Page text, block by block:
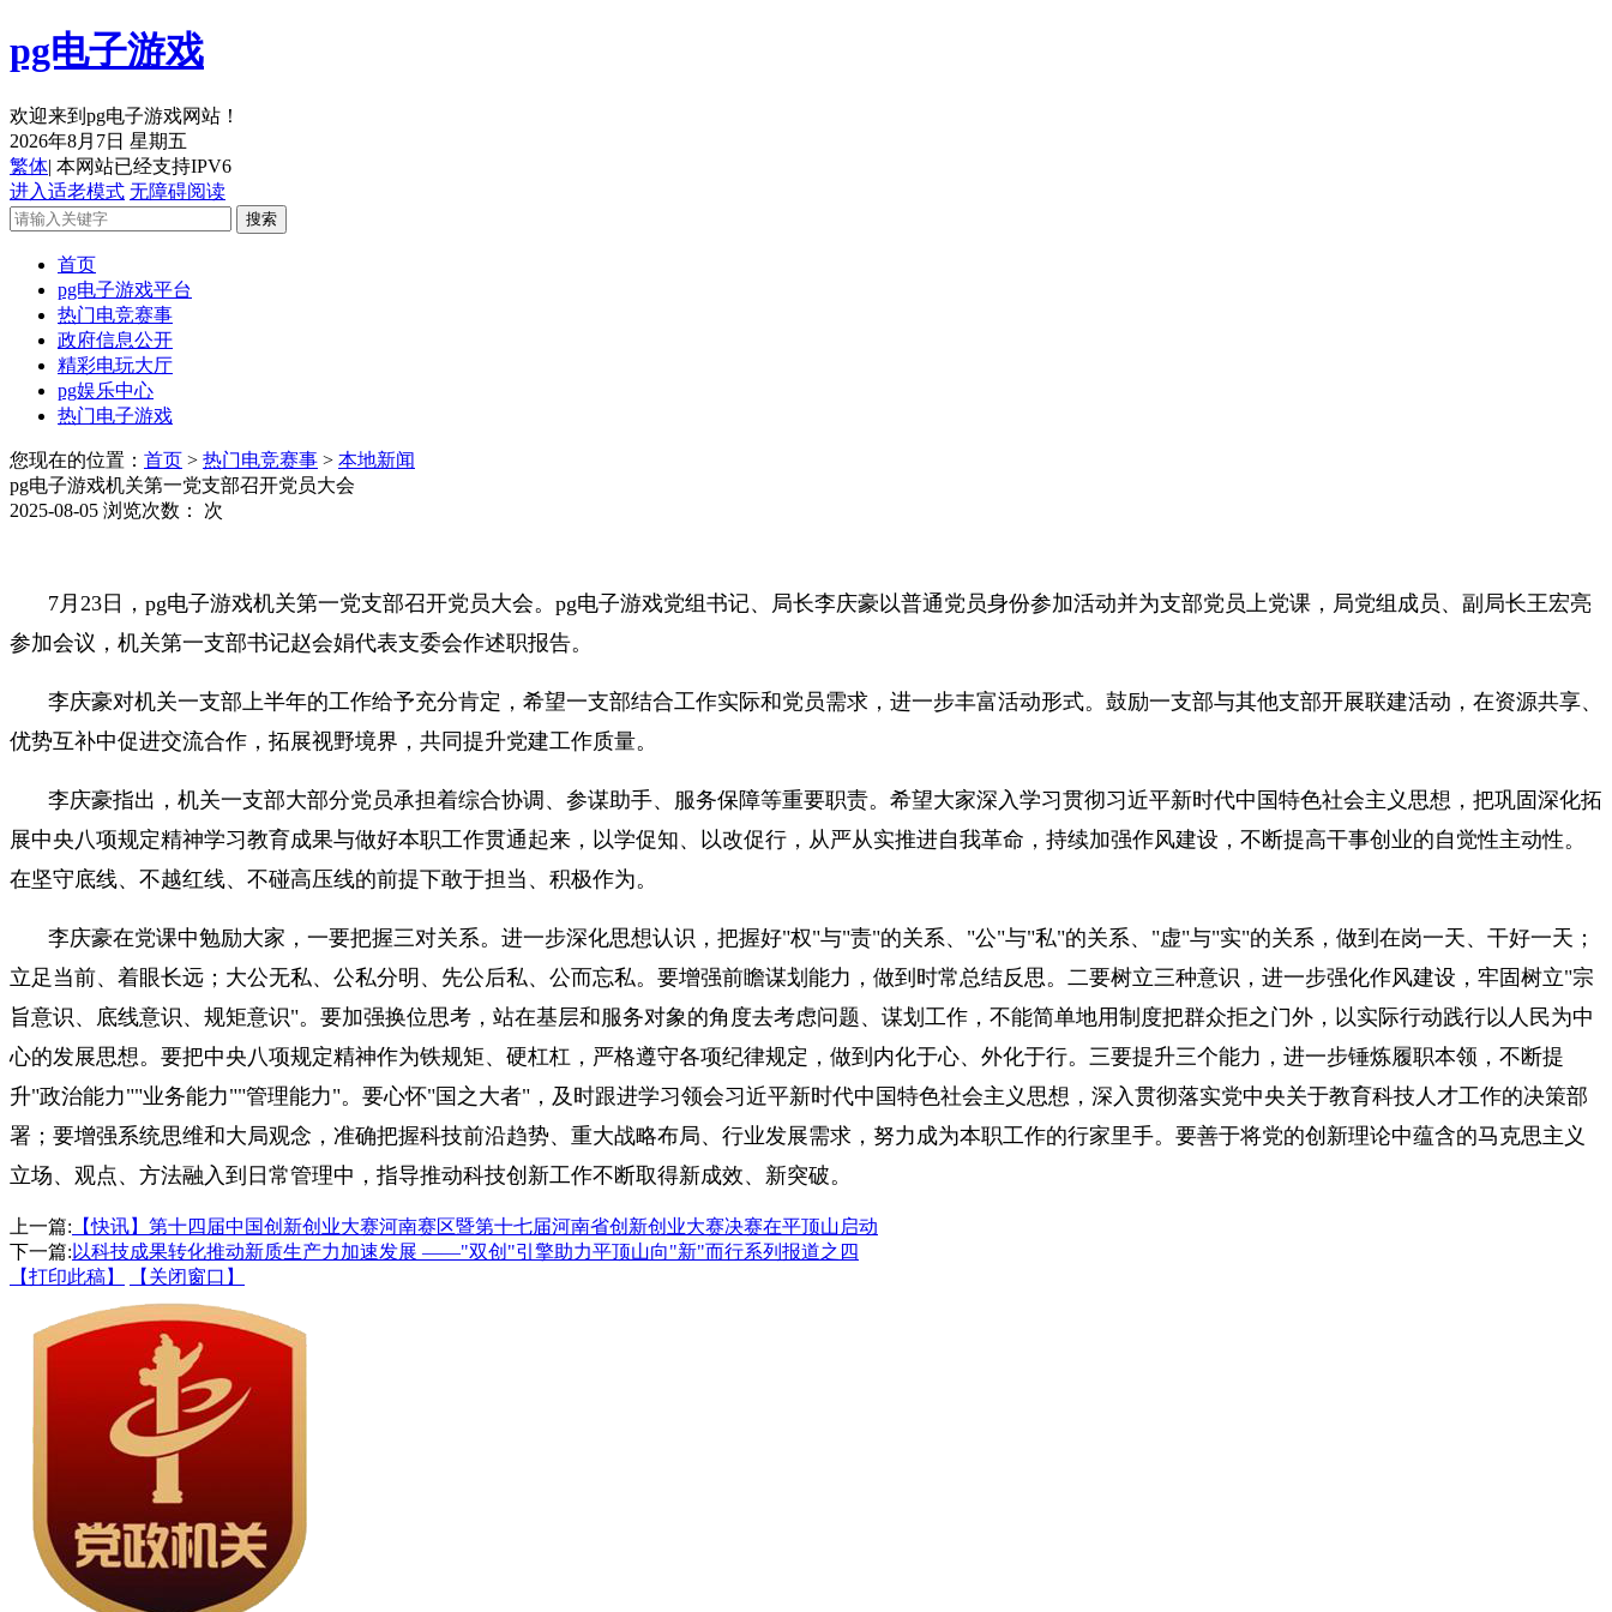
pg电子游戏
欢迎来到pg电子游戏网站！
2026年8月7日 星期五
繁体| 本网站已经支持IPV6
进入适老模式 无障碍阅读
首页
pg电子游戏平台
热门电竞赛事
政府信息公开
精彩电玩大厅
pg娱乐中心
热门电子游戏
您现在的位置： 首页 > 热门电竞赛事 > 本地新闻
pg电子游戏机关第一党支部召开党员大会
2025-08-05 浏览次数： 次
7月23日，pg电子游戏机关第一党支部召开党员大会。pg电子游戏党组书记、局长李庆豪以普通党员身份参加活动并为支部党员上党课，局党组成员、副局长王宏亮
参加会议，机关第一支部书记赵会娟代表支委会作述职报告。
李庆豪对机关一支部上半年的工作给予充分肯定，希望一支部结合工作实际和党员需求，进一步丰富活动形式。鼓励一支部与其他支部开展联建活动，在资源共享、
优势互补中促进交流合作，拓展视野境界，共同提升党建工作质量。
李庆豪指出，机关一支部大部分党员承担着综合协调、参谋助手、服务保障等重要职责。希望大家深入学习贯彻习近平新时代中国特色社会主义思想，把巩固深化拓
展中央八项规定精神学习教育成果与做好本职工作贯通起来，以学促知、以改促行，从严从实推进自我革命，持续加强作风建设，不断提高干事创业的自觉性主动性。
在坚守底线、不越红线、不碰高压线的前提下敢于担当、积极作为。
李庆豪在党课中勉励大家，一要把握三对关系。进一步深化思想认识，把握好"权"与"责"的关系、"公"与"私"的关系、"虚"与"实"的关系，做到在岗一天、干好一天；
立足当前、着眼长远；大公无私、公私分明、先公后私、公而忘私。要增强前瞻谋划能力，做到时常总结反思。二要树立三种意识，进一步强化作风建设，牢固树立"宗
旨意识、底线意识、规矩意识"。要加强换位思考，站在基层和服务对象的角度去考虑问题、谋划工作，不能简单地用制度把群众拒之门外，以实际行动践行以人民为中
心的发展思想。要把中央八项规定精神作为铁规矩、硬杠杠，严格遵守各项纪律规定，做到内化于心、外化于行。三要提升三个能力，进一步锤炼履职本领，不断提
升"政治能力""业务能力""管理能力"。要心怀"国之大者"，及时跟进学习领会习近平新时代中国特色社会主义思想，深入贯彻落实党中央关于教育科技人才工作的决策部
署；要增强系统思维和大局观念，准确把握科技前沿趋势、重大战略布局、行业发展需求，努力成为本职工作的行家里手。要善于将党的创新理论中蕴含的马克思主义
立场、观点、方法融入到日常管理中，指导推动科技创新工作不断取得新成效、新突破。
上一篇: 【快讯】第十四届中国创新创业大赛河南赛区暨第十七届河南省创新创业大赛决赛在平顶山启动
下一篇: 以科技成果转化推动新质生产力加速发展 ——"双创"引擎助力平顶山向"新"而行系列报道之四
【打印此稿】
【关闭窗口】